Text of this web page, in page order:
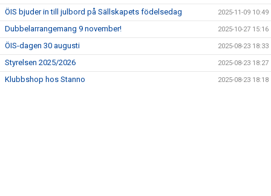
ÖIS bjuder in till julbord på Sällskapets födelsedag 2025-11-09 10:49
Dubbelarrangemang 9 november! 2025-10-27 15:16
ÖIS-dagen 30 augusti 2025-08-23 18:33
Styrelsen 2025/2026 2025-08-23 18:27
Klubbshop hos Stanno 2025-08-23 18:18